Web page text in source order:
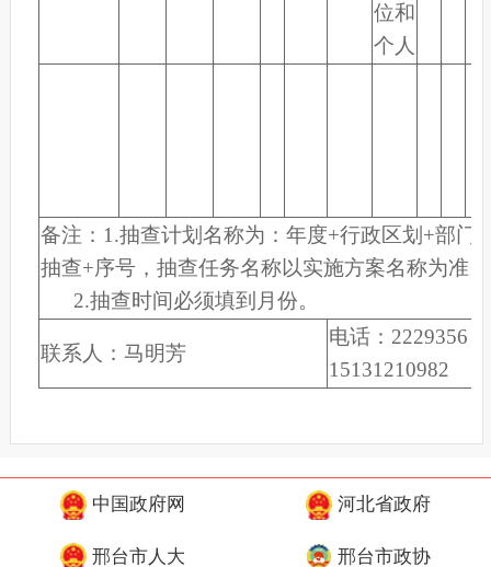
位和
个人
备注：1.抽查计划名称为：年度+行政区划+部门
抽查+序号，抽查任务名称以实施方案名称为准。
2.抽查时间必须填到月份。
联系人：马明芳
电话：2229356
15131210982
中国政府网 河北省政府
邢台市人大 邢台市政协